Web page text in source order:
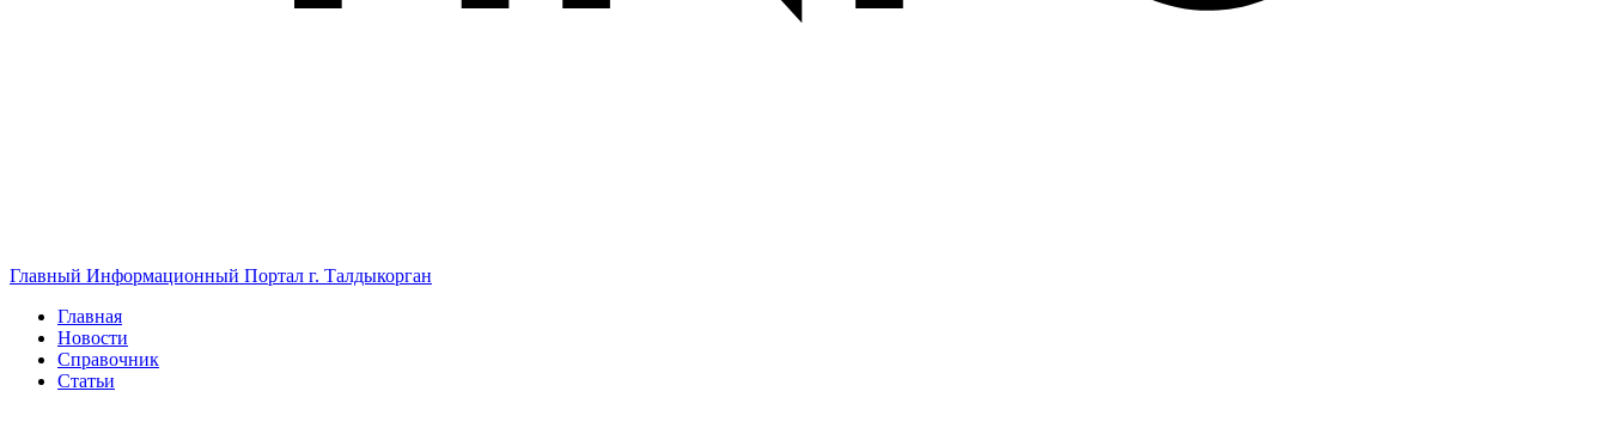
Главный Информационный Портал г. Талдыкорган
Главная
Новости
Справочник
Статьи